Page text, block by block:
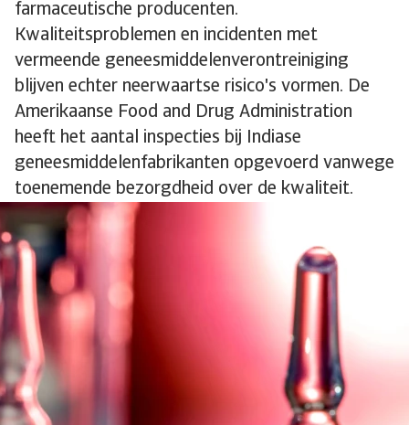
farmaceutische producenten.
Kwaliteitsproblemen en incidenten met
vermeende geneesmiddelenverontreiniging
blijven echter neerwaartse risico's vormen. De
Amerikaanse Food and Drug Administration
heeft het aantal inspecties bij Indiase
geneesmiddelenfabrikanten opgevoerd vanwege
toenemende bezorgdheid over de kwaliteit.